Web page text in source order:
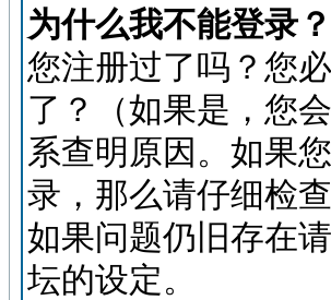
为什么我不能登录？
您注册过了吗？您
了？（如果是，您
系查明原因。如果
录，那么请仔细检
如果问题仍旧存在
坛的设定。